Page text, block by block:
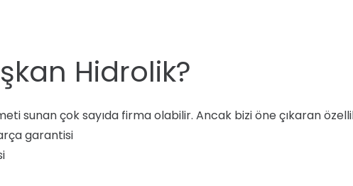
Hidrolik?
sunan çok sayıda firma olabilir. Ancak bizi öne çıkaran
garantisi